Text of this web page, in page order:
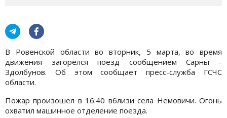
В Ровенской области во вторник, 5 марта, во время
движения загорелся поезд сообщением Сарны -
Здолбунов. Об этом сообщает пресс-служба ГСЧС
области.
Пожар произошел в 16:40 вблизи села Немовичи. Огонь
охватил машинное отделение поезда.